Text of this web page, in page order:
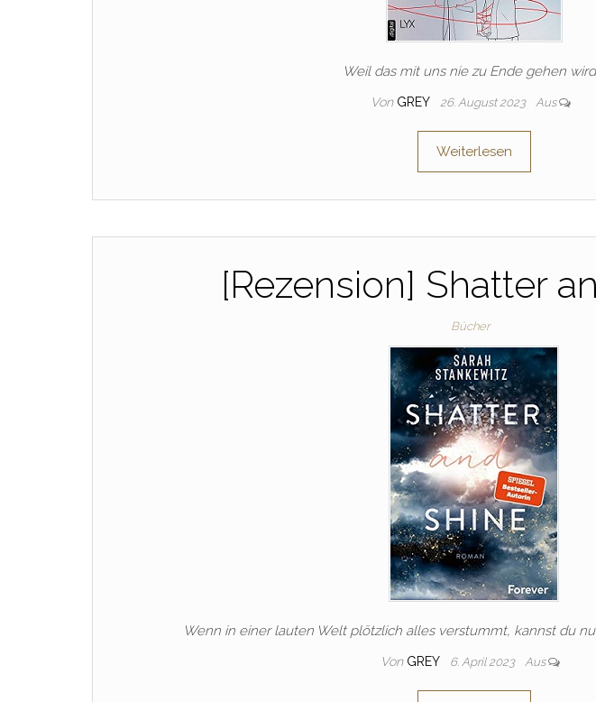
Weil das mit uns nie zu Ende gehen
Von GREY 26. August 2023 Aus
Weiterlesen
[Rezension] Shatter
Bücher
Wenn in einer lauten Welt plötzlich alles verstummt, kannst du
Von GREY 6. April 2023 Aus